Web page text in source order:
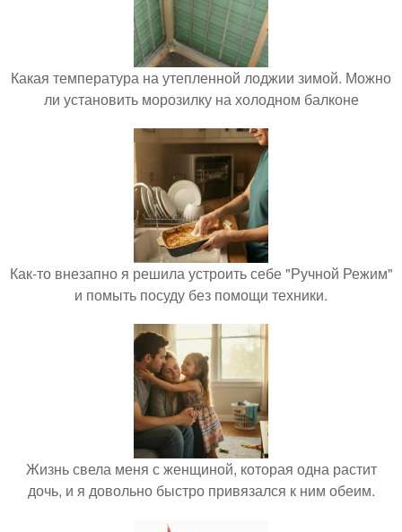
Какая температура на утепленной лоджии зимой. Можно
ли установить морозилку на холодном балконе
Как-то внезапно я решила устроить себе "Ручной Режим"
и помыть посуду без помощи техники.
Жизнь свела меня с женщиной, которая одна растит
дочь, и я довольно быстро привязался к ним обеим.